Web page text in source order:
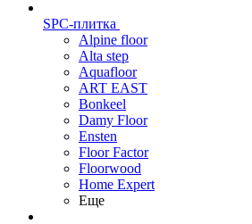
SPC-плитка
Alpine floor
Alta step
Aquafloor
ART EAST
Bonkeel
Damy Floor
Ensten
Floor Factor
Floorwood
Home Expert
Еще